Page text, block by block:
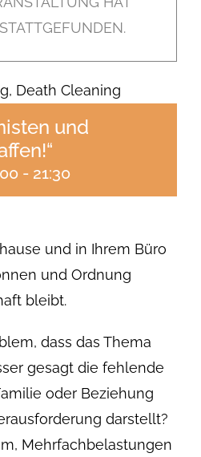
und
- 21:30
und in Ihrem Büro
und Ordnung
bleibt.
dass das Thema
gesagt die fehlende
oder Beziehung
darstellt?
Mehrfachbelastungen